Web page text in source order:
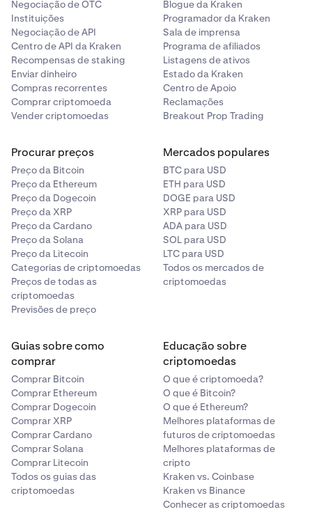
API para o serviço de terceiros.
Negociação de OTC
Instituições
Negociação de API
Centro de API da Kraken
Recompensas de staking
Enviar dinheiro
Compras recorrentes
Comprar criptomoeda
Vender criptomoedas
Blogue da Kraken
Programador da Kraken
Sala de imprensa
Programa de afiliados
Listagens de ativos
Estado da Kraken
Centro de Apoio
Reclamações
Breakout Prop Trading
Procurar preços
Preço da Bitcoin
Preço da Ethereum
Preço da Dogecoin
Preço da XRP
Preço da Cardano
Preço da Solana
Preço da Litecoin
Categorias de criptomoedas
Preços de todas as
criptomoedas
Previsões de preço
Mercados populares
BTC para USD
ETH para USD
DOGE para USD
XRP para USD
ADA para USD
SOL para USD
LTC para USD
Todos os mercados de
criptomoedas
Guias sobre como
comprar
Comprar Bitcoin
Comprar Ethereum
Comprar Dogecoin
Comprar XRP
Comprar Cardano
Comprar Solana
Comprar Litecoin
Todos os guias das
criptomoedas
Educação sobre
criptomoedas
O que é criptomoeda?
O que é Bitcoin?
O que é Ethereum?
Melhores plataformas de
futuros de criptomoedas
Melhores plataformas de
cripto
Kraken vs. Coinbase
Kraken vs Binance
Conhecer as criptomoedas